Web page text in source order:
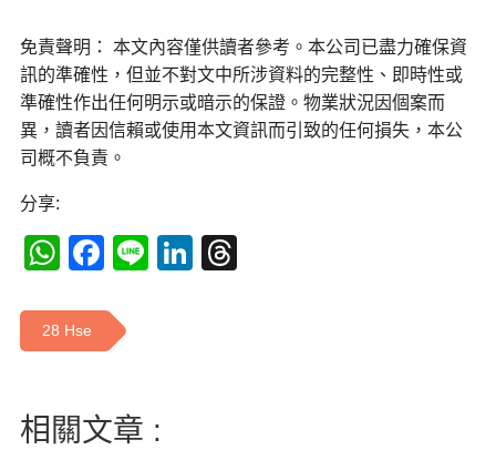
免責聲明： 本文內容僅供讀者參考。本公司已盡力確保資
訊的準確性，但並不對文中所涉資料的完整性、即時性或
準確性作出任何明示或暗示的保證。物業狀況因個案而
異，讀者因信賴或使用本文資訊而引致的任何損失，本公
司概不負責。
分享:
WhatsApp
Facebook
LineLinkedIn
28 Hse
相關文章 :